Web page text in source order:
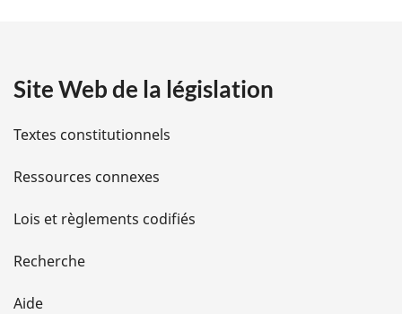
i
l
s
d
e
l
Site Web de la législation
Textes constitutionnels
Ressources connexes
Lois et règlements codifiés
Recherche
Aide